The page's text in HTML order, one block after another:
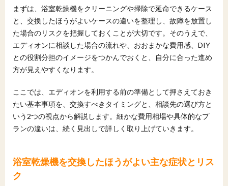
の選び方
8.1 オリジナルモデルを選ぶメリットと注意したい
ポイント
8.2 メーカー標準品やネット価格との比較の考え方
9 エディオンで浴室乾燥機の交換を成功させるため
のチェックポイント
9.1
見積もり前に整理しておきたい家の状態と希望
条件
9.2 契約前に必ず確認したい工事内容と保証のポイ
ント
この記事の要点と浴室乾燥機交換前に押さえて
まずは、浴室乾燥機をクリーニングや掃除で延命できるケース
と、交換したほうがよいケースの違いを整理し、故障を放置し
た場合のリスクを把握しておくことが大切です。そのうえで、
エディオンに相談した場合の流れや、おおまかな費用感、DIY
との役割分担のイメージをつかんでおくと、自分に合った進め
方が見えやすくなります。
ここでは、エディオンを利用する前の準備として押さえておき
たい基本事項を、交換すべきタイミングと、相談先の選び方と
いう2つの視点から解説します。細かな費用相場や具体的なプ
ランの違いは、続く見出しで詳しく取り上げていきます。
浴室乾燥機を交換したほうがよい主な症状とリス
ク